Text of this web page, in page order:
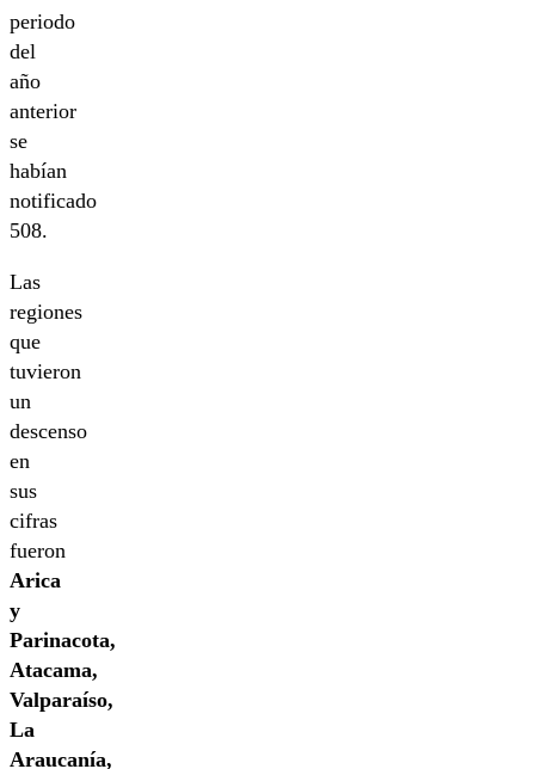
periodo
del
año
anterior
se
habían
notificado
508.
Las
regiones
que
tuvieron
un
descenso
en
sus
cifras
fueron
Arica
y
Parinacota,
Atacama,
Valparaíso,
La
Araucanía,